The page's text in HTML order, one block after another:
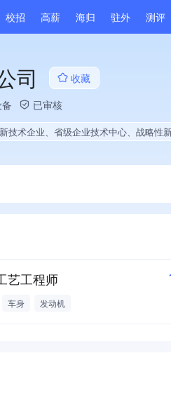
校招 高薪 海归 驻外 测评
司
收藏
已审核
级企业技术中心、战略性新兴领域创新能力、绝对控股1家公司、薪资水平全省同行前50%、旗下品牌同行前20%、海关高级认证、A级纳税人、多产业布局、拥有节能环保技术、拥有自主品牌、拥有高价值专利、专利授权量同
艺工程师
车身 发动机